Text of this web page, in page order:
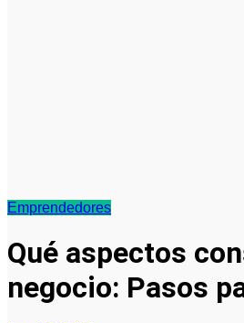
Emprendedores
Qué aspectos
negocio: Pasos